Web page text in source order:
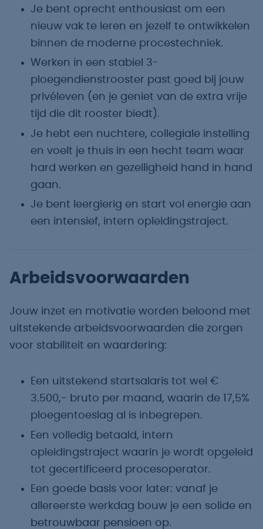
Je bent oprecht enthousiast om een
nieuw vak te leren en jezelf te ontwikkelen
binnen de moderne procestechniek.
Werken in een stabiel 3-
ploegendienstrooster past goed bij jouw
privéleven (en je geniet van de extra vrije
tijd die dit rooster biedt).
Je hebt een nuchtere, collegiale instelling
en voelt je thuis in een hecht team waar
hard werken en gezelligheid hand in hand
gaan.
Je bent leergierig en start vol energie aan
een intensief, intern opleidingstraject.
Arbeidsvoorwaarden
Jouw inzet en motivatie worden beloond met
uitstekende arbeidsvoorwaarden die zorgen
voor stabiliteit en waardering:
Een uitstekend startsalaris tot wel €
3.500,- bruto per maand, waarin de 17,5%
ploegentoeslag al is inbegrepen.
Een volledig betaald, intern
opleidingstraject waarin je wordt opgeleid
tot gecertificeerd procesoperator.
Een goede basis voor later: vanaf je
allereerste werkdag bouw je een solide en
betrouwbaar pensioen op.